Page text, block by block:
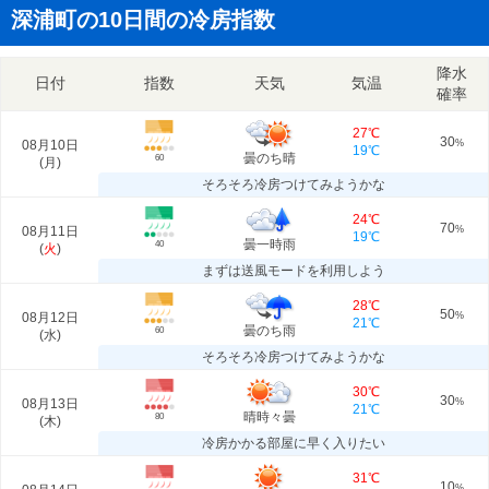
深浦町の10日間の冷房指数
日付 指数 天気 気温
降水
確率
08月10日
(月 ) 60 曇のち晴
27℃
19℃
30%
そろそろ冷房つけてみようかな
08月11日
(火) 40 曇一時雨
24℃
19℃
70%
まずは送風モードを利用しよう
08月12日
(水) 60 曇のち雨
28℃
21℃
50%
そろそろ冷房つけてみようかな
08月13日
(木) 80 晴時々曇
30℃
21℃
30%
冷房かかる部屋に早く入りたい
31℃